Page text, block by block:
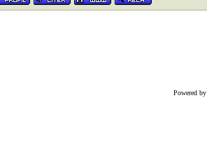
Powered by